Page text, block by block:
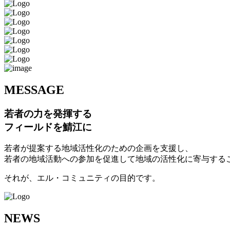
MESSAGE
若者の力を発揮する
フィールドを鯖江に
若者が提案する地域活性化のための企画を支援し、
若者の地域活動への参加を促進して地域の活性化に寄与する
それが、エル・コミュニティの目的です。
NEWS